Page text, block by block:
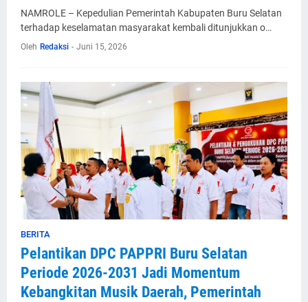
NAMROLE – Kepedulian Pemerintah Kabupaten Buru Selatan
terhadap keselamatan masyarakat kembali ditunjukkan o…
Oleh Redaksi - Juni 15, 2026
BERITA
Pelantikan DPC PAPPRI Buru Selatan
Periode 2026-2031 Jadi Momentum
Kebangkitan Musik Daerah, Pemerintah